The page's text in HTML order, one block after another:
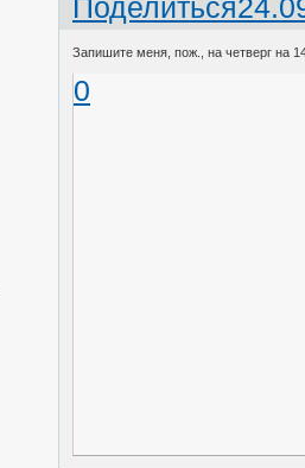
Поделиться
Запишите меня, пож., на четверг на
0